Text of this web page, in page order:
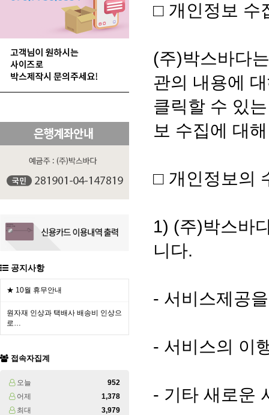
공지사항
★ 10월 휴무안내
원자재 인상과 택배사 배송비 인상으
로…
접속자집계
오늘
952
어제
1,378
최대
3,979
□ 개인정보 수
(주)박스바다
관의 내용에
클릭할 수 있
보 수집에 대
□ 개인정보의
1) (주)박스바
니다.
- 서비스제공
- 서비스의 이
- 기타 새로운